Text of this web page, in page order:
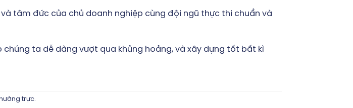
tâm đức của chủ doanh nghiệp cùng đội ngũ thực thi chuẩn và
ta dễ dàng vượt qua khủng hoảng, và xây dựng tốt bất kì
trực.